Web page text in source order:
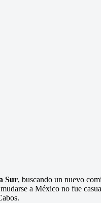
Sur, buscando un nuevo
a México no fue